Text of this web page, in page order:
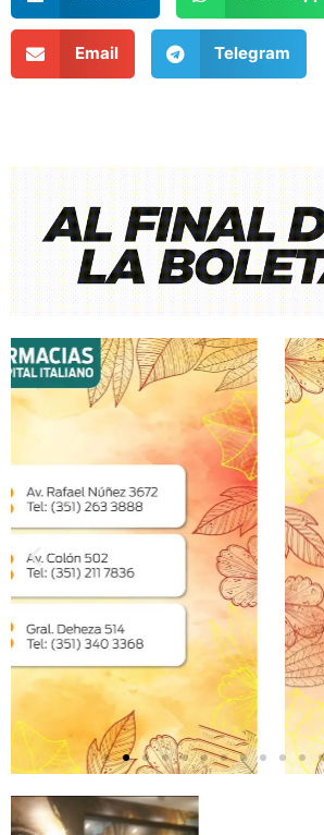
Email Telegram